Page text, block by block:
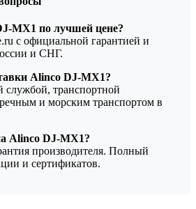
MX1 по лучшей цене?
с официальной гарантией и
и СНГ.
Alinco DJ-MX1?
службой, транспортной
и морским транспортом в
Alinco DJ-MX1?
производителя. Полный
и сертификатов.